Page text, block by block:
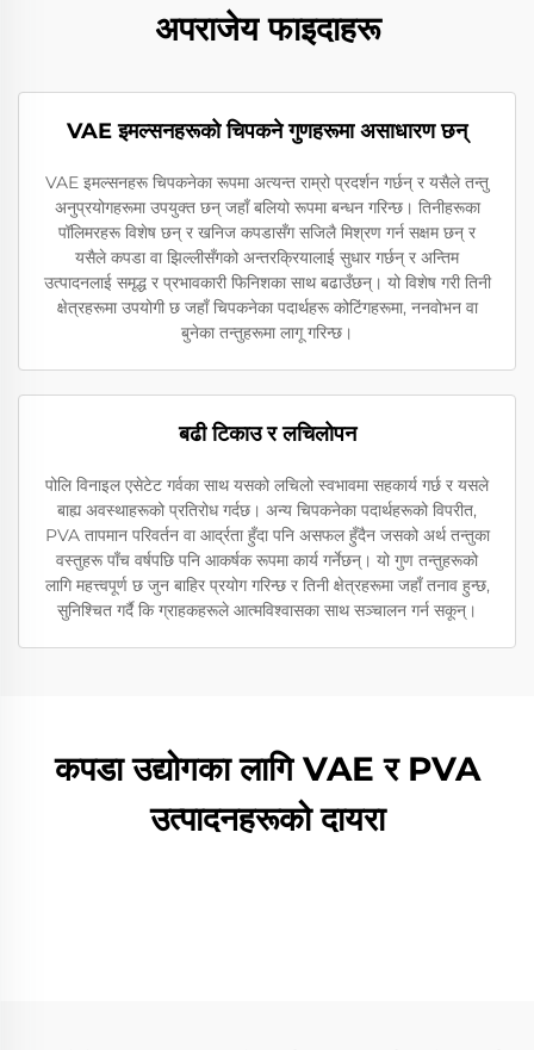
अपराजेय फाइदाहरू
VAE इमल्सनहरूको चिपकने गुणहरूमा असाधारण छन्
VAE इमल्सनहरू चिपकनेका रूपमा अत्यन्त राम्रो प्रदर्शन गर्छन् र यसैले तन्तु
अनुप्रयोगहरूमा उपयुक्त छन् जहाँ बलियो रूपमा बन्धन गरिन्छ। तिनीहरूका
पॉलिमरहरू विशेष छन् र खनिज कपडासँग सजिलै मिश्रण गर्न सक्षम छन् र
यसैले कपडा वा झिल्लीसँगको अन्तरक्रियालाई सुधार गर्छन् र अन्तिम
उत्पादनलाई समृद्ध र प्रभावकारी फिनिशका साथ बढाउँछन्। यो विशेष गरी तिनी
क्षेत्रहरूमा उपयोगी छ जहाँ चिपकनेका पदार्थहरू कोटिंगहरूमा, ननवोभन वा
बुनेका तन्तुहरूमा लागू गरिन्छ।
बढी टिकाउ र लचिलोपन
पोलि विनाइल एसेटेट गर्वका साथ यसको लचिलो स्वभावमा सहकार्य गर्छ र यसले
बाह्य अवस्थाहरूको प्रतिरोध गर्दछ। अन्य चिपकनेका पदार्थहरूको विपरीत,
PVA तापमान परिवर्तन वा आर्द्रता हुँदा पनि असफल हुँदैन जसको अर्थ तन्तुका
वस्तुहरू पाँच वर्षपछि पनि आकर्षक रूपमा कार्य गर्नेछन्। यो गुण तन्तुहरूको
लागि महत्त्वपूर्ण छ जुन बाहिर प्रयोग गरिन्छ र तिनी क्षेत्रहरूमा जहाँ तनाव हुन्छ,
सुनिश्चित गर्दै कि ग्राहकहरूले आत्मविश्वासका साथ सञ्चालन गर्न सकून्।
कपडा उद्योगका लागि VAE र PVA
उत्पादनहरूको दायरा